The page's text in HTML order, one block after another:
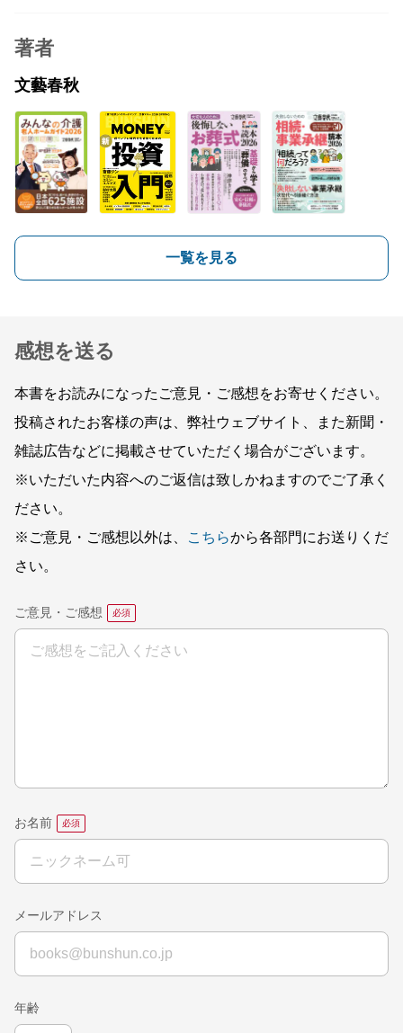
著者
文藝春秋
一覧を見る
感想を送る
本書をお読みになったご意見・ご感想をお寄せください。
投稿されたお客様の声は、弊社ウェブサイト、また新聞・
雑誌広告などに掲載させていただく場合がございます。
※いただいた内容へのご返信は致しかねますのでご了承く
ださい。
※ご意見・ご感想以外は、
こちらから各部門にお送りくだ
さい。
ご意見・ご感想
お名前
メールアドレス
年齢